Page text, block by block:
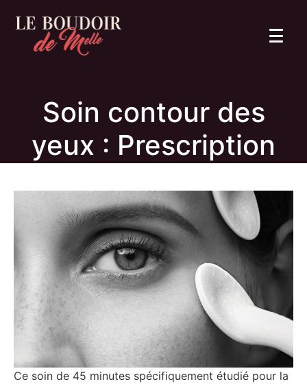
Soin contour des
yeux : Prescription
Ce soin de 45 minutes spécifiquement étudié pour la